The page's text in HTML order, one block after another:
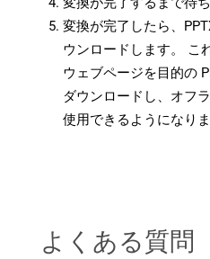
変換が完了したら、
ウンロードします。 こ
ウェブページを目的の
ダウンロードし、オフ
使用できるようになりま
よくある質問